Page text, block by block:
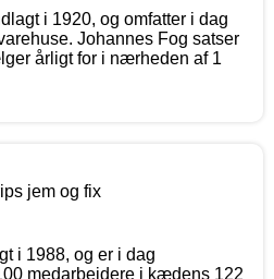
i 1920, og omfatter i dag
Johannes Fog satser
årligt for i nærheden af 1
i 1988, og er i dag
medarbejdere i kædens 122